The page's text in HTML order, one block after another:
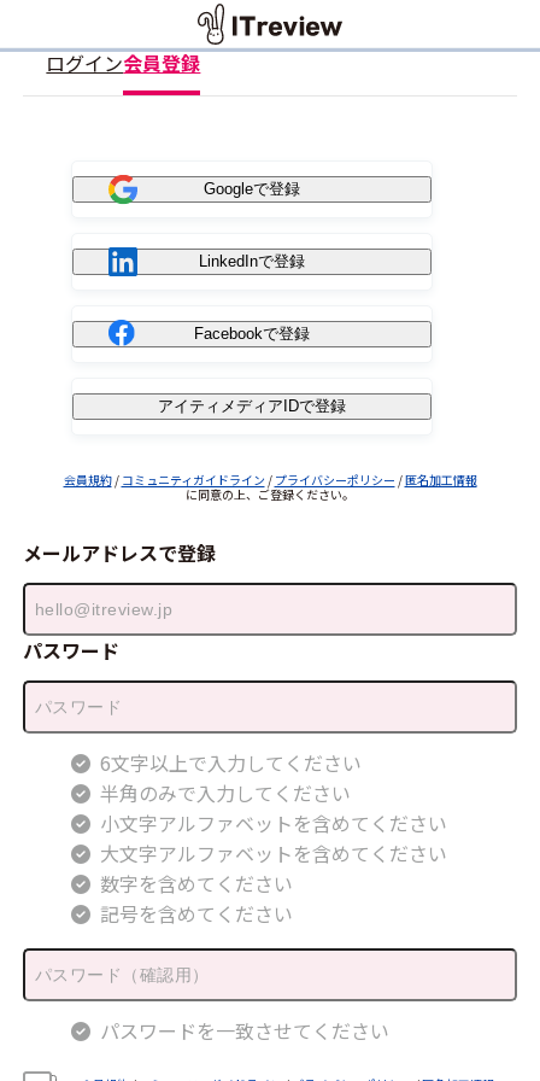
ログイン会員登録
Googleで登録
LinkedInで登録
Facebookで登録
アイティメディアIDで登録
会員規約/ コミュニティガイドライン / プライバシーポリシー /匿名加工情報
に同意の上、ご登録ください。
メールアドレスで登録
パスワード
6文字以上で入力してください
半角のみで入力してください
小文字アルファベットを含めてください
大文字アルファベットを含めてください
数字を含めてください
記号を含めてください
パスワードを一致させてください